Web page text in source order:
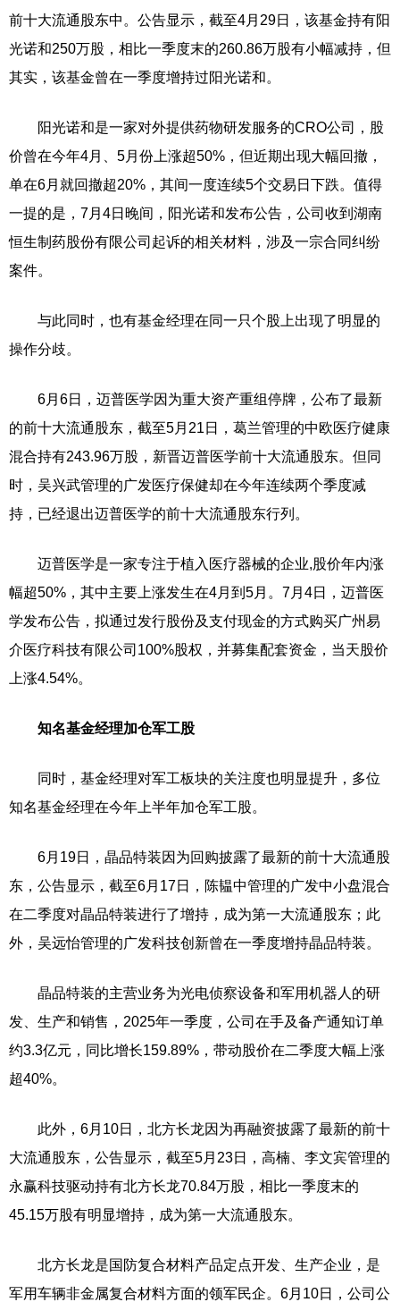
前十大流通股东中。公告显示，截至4月29日，该基金持有阳
光诺和250万股，相比一季度末的260.86万股有小幅减持，但
其实，该基金曾在一季度增持过阳光诺和。
阳光诺和是一家对外提供药物研发服务的CRO公司，股
价曾在今年4月、5月份上涨超50%，但近期出现大幅回撤，
单在6月就回撤超20%，其间一度连续5个交易日下跌。值得
一提的是，7月4日晚间，阳光诺和发布公告，公司收到湖南
恒生制药股份有限公司起诉的相关材料，涉及一宗合同纠纷
案件。
与此同时，也有基金经理在同一只个股上出现了明显的
操作分歧。
6月6日，迈普医学因为重大资产重组停牌，公布了最新
的前十大流通股东，截至5月21日，葛兰管理的中欧医疗健康
混合持有243.96万股，新晋迈普医学前十大流通股东。但同
时，吴兴武管理的广发医疗保健却在今年连续两个季度减
持，已经退出迈普医学的前十大流通股东行列。
迈普医学是一家专注于植入医疗器械的企业,股价年内涨
幅超50%，其中主要上涨发生在4月到5月。7月4日，迈普医
学发布公告，拟通过发行股份及支付现金的方式购买广州易
介医疗科技有限公司100%股权，并募集配套资金，当天股价
上涨4.54%。
知名基金经理加仓军工股
同时，基金经理对军工板块的关注度也明显提升，多位
知名基金经理在今年上半年加仓军工股。
6月19日，晶品特装因为回购披露了最新的前十大流通股
东，公告显示，截至6月17日，陈韫中管理的广发中小盘混合
在二季度对晶品特装进行了增持，成为第一大流通股东；此
外，吴远怡管理的广发科技创新曾在一季度增持晶品特装。
晶品特装的主营业务为光电侦察设备和军用机器人的研
发、生产和销售，2025年一季度，公司在手及备产通知订单
约3.3亿元，同比增长159.89%，带动股价在二季度大幅上涨
超40%。
此外，6月10日，北方长龙因为再融资披露了最新的前十
大流通股东，公告显示，截至5月23日，高楠、李文宾管理的
永赢科技驱动持有北方长龙70.84万股，相比一季度末的
45.15万股有明显增持，成为第一大流通股东。
北方长龙是国防复合材料产品定点开发、生产企业，是
军用车辆非金属复合材料方面的领军民企。6月10日，公司公